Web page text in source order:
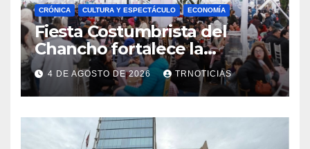
CRÓNICA CULTURA Y ESPECTÁCULO ECONOMÍA
Fiesta Costumbrista del
Chancho fortalece la
economía local con positivo
impacto en la hotelería y el
emprendimiento
4 DE AGOSTO DE 2026 TRNOTICIAS